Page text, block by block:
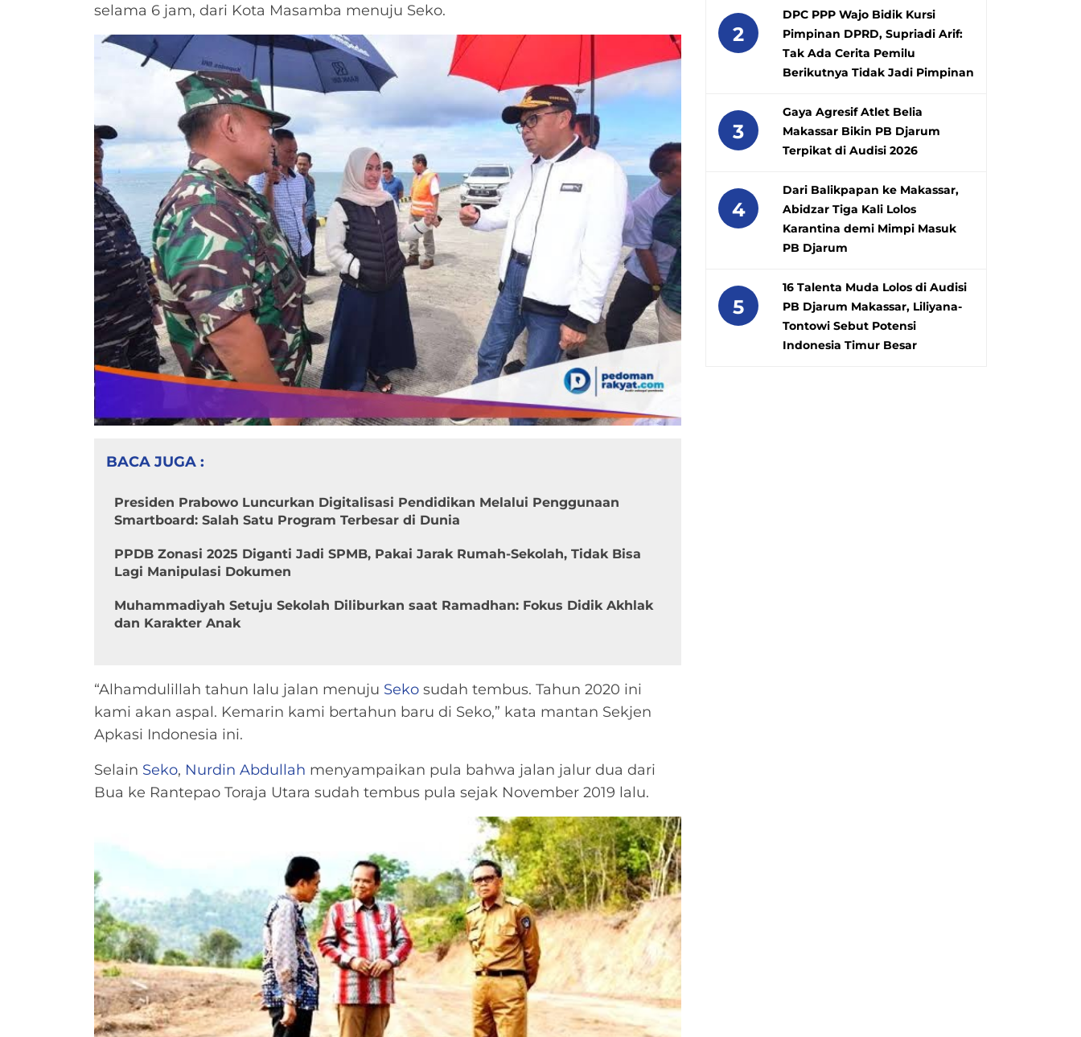
selama 6 jam, dari Kota Masamba menuju Seko.
BACA JUGA :
Presiden Prabowo Luncurkan Digitalisasi Pendidikan Melalui Penggunaan
Smartboard: Salah Satu Program Terbesar di Dunia
PPDB Zonasi 2025 Diganti Jadi SPMB, Pakai Jarak Rumah-Sekolah, Tidak Bisa
Lagi Manipulasi Dokumen
Muhammadiyah Setuju Sekolah Diliburkan saat Ramadhan: Fokus Didik Akhlak
dan Karakter Anak
“Alhamdulillah tahun lalu jalan menuju Seko sudah tembus. Tahun 2020 ini
kami akan aspal. Kemarin kami bertahun baru di Seko,” kata mantan Sekjen
Apkasi Indonesia ini.
Selain Seko, Nurdin Abdullah menyampaikan pula bahwa jalan jalur dua dari
Bua ke Rantepao Toraja Utara sudah tembus pula sejak November 2019 lalu.
2
DPC PPP Wajo Bidik Kursi
Pimpinan DPRD, Supriadi Arif:
Tak Ada Cerita Pemilu
Berikutnya Tidak Jadi Pimpinan
3
Gaya Agresif Atlet Belia
Makassar Bikin PB Djarum
Terpikat di Audisi 2026
4
Dari Balikpapan ke Makassar,
Abidzar Tiga Kali Lolos
Karantina demi Mimpi Masuk
PB Djarum
5
16 Talenta Muda Lolos di Audisi
PB Djarum Makassar, Liliyana-
Tontowi Sebut Potensi
Indonesia Timur Besar